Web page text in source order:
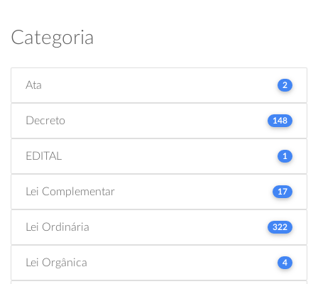
Categoria
Ata 2
Decreto 148
EDITAL 1
Lei Complementar 17
Lei Ordinária 322
Lei Orgânica 4